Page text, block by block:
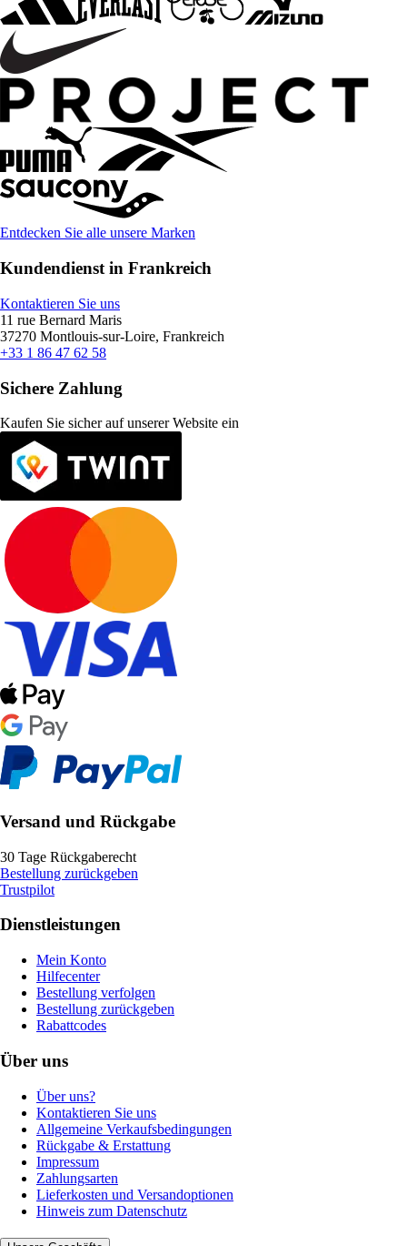
Entdecken Sie alle unsere Marken
Kundendienst in Frankreich
Kontaktieren Sie uns
11 rue Bernard Maris
37270 Montlouis-sur-Loire, Frankreich
+33 1 86 47 62 58
Sichere Zahlung
Kaufen Sie sicher auf unserer Website ein
Versand und Rückgabe
30 Tage Rückgaberecht
Bestellung zurückgeben
Trustpilot
Dienstleistungen
Mein Konto
Hilfecenter
Bestellung verfolgen
Bestellung zurückgeben
Rabattcodes
Über uns
Über uns?
Kontaktieren Sie uns
Allgemeine Verkaufsbedingungen
Rückgabe & Erstattung
Impressum
Zahlungsarten
Lieferkosten und Versandoptionen
Hinweis zum Datenschutz